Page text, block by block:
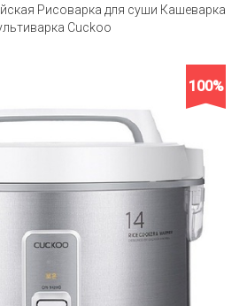
Рисоварка для суши Кашеварка
Cuckoo
100%